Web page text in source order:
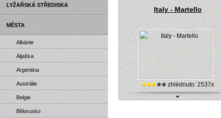
Italy - Martello
zhlédnuto: 2537x
LYŽAŘSKÁ STŘEDISKA
MĚSTA
Albánie
Aljaška
Argentina
Austrálie
Belgie
Bělorusko